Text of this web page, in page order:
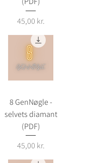
Pris
45,00 kr.
8 GenNøgle -
selvets diamant
(PDF)
Pris
45,00 kr.